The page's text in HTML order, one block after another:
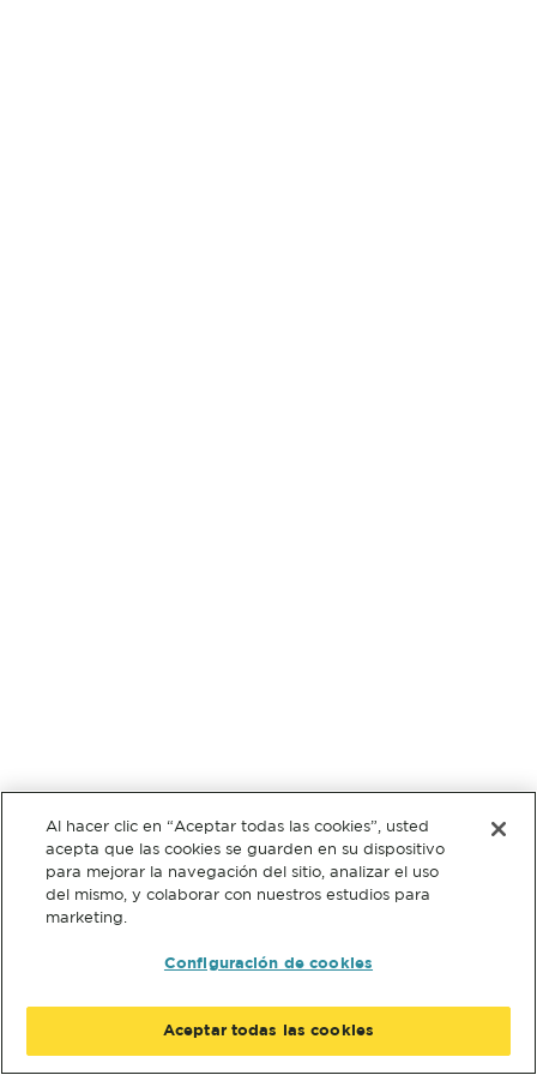
Al hacer clic en “Aceptar todas las cookies”, usted
acepta que las cookies se guarden en su dispositivo
para mejorar la navegación del sitio, analizar el uso
del mismo, y colaborar con nuestros estudios para
marketing.
Configuración de cookies
Aceptar todas las cookies